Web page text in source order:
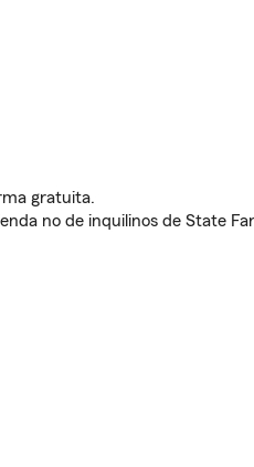
gratuita.
no de inquilinos de State